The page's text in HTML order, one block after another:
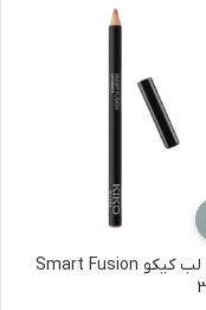
مداد خط لب کیکو Smart Fusion